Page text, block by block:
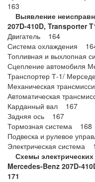
163
Выявление
207D-410D, Transporter
Двигатель 164
Система охлаждения
Топливная и выхлопная
Сцепление автомобиля
Транспортер Т-1/
Механическая
Автоматическая
Карданный вал 167
Задняя ось 167
Тормозная система 168
Подвеска и рулевое
Электрическая система
Схемы электрических
Mercedes-Benz 207D-
171